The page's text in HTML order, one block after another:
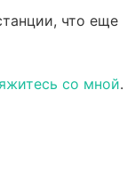
что еще
со мной.